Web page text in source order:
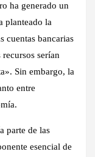
ha generado un
planteado la
cuentas bancarias
serían
Sin embargo, la
entre
parte de las
esencial de